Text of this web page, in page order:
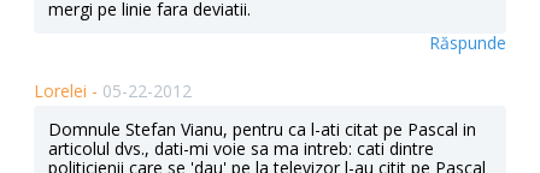
mergi pe linie fara deviatii.
Răspunde
Lorelei - 05-22-2012
Domnule Stefan Vianu, pentru ca l-ati citat pe Pascal in
articolul dvs., dati-mi voie sa ma intreb: cati dintre
politicienii care se 'dau' pe la televizor l-au citit pe Pascal